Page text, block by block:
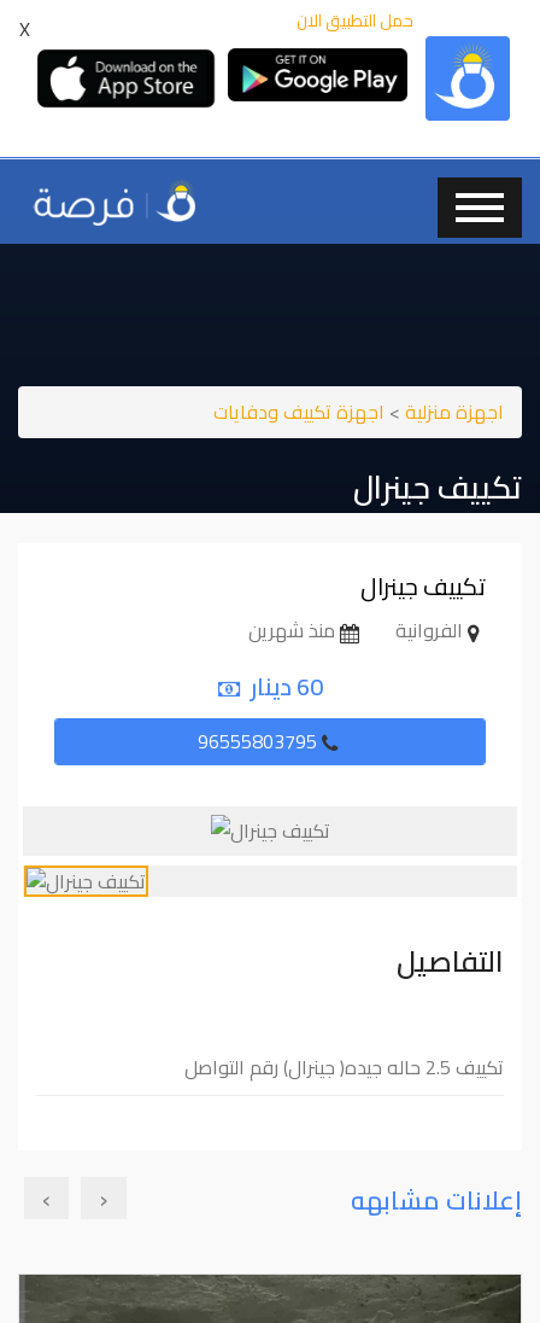
X حمل التطبيق الان
اجهزة منزلية> اجهزة تكييف ودفايات
تكييف جينرال
تكييف جينرال
الفروانية منذ شهرين
60 دينار
التفاصيل
تكييف 2.5 حاله جيده( جينرال) رقم التواصل
إعلانات مشابهه ‹
›